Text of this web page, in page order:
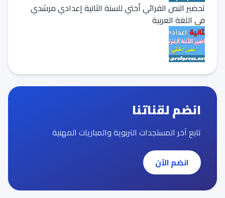
تحضير النص القرائي أختي للسنة الثانية إعدادي مرشدي
في اللغة العربية
انضم لقناتنا
تابع آخر المستجدات التربوية والمباريات المهنية
انضم الآن